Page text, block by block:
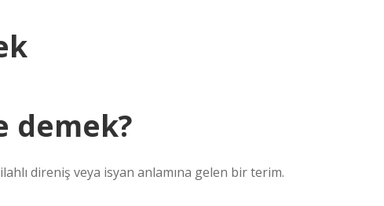
demek?
direniş veya isyan anlamına gelen bir terim.